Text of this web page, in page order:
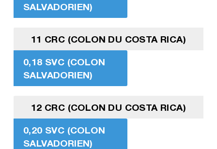
SALVADORIEN)
11 CRC (COLON DU COSTA RICA)
0,18 SVC (COLON
SALVADORIEN)
12 CRC (COLON DU COSTA RICA)
0,20 SVC (COLON
SALVADORIEN)